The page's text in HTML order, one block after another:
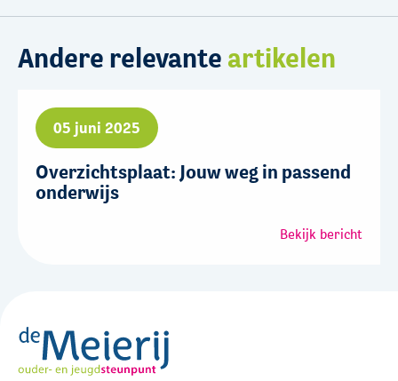
Andere relevante artikelen
05 juni 2025
Overzichtsplaat: Jouw weg in passend
onderwijs
Bekijk bericht